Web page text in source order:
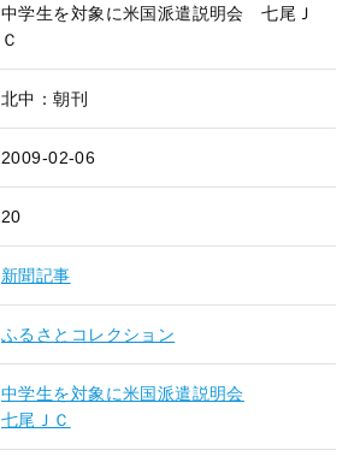
中学生を対象に米国派遣説明会 七尾Ｊ
Ｃ
北中：朝刊
2009-02-06
20
新聞記事
ふるさとコレクション
中学生を対象に米国派遣説明会
七尾ＪＣ